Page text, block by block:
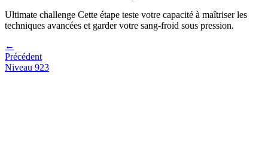
Ultimate challenge Cette étape teste votre capacité à maîtriser les
techniques avancées et garder votre sang-froid sous pression.
←
Précédent
Niveau 923